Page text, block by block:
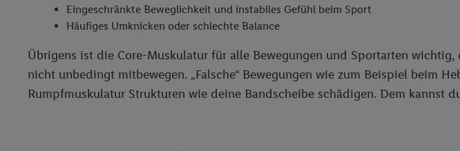
Eingeschränkte Beweglichkeit und instabiles Gefühl beim Sport
Häufiges Umknicken oder schlechte Balance
Übrigens ist die Core-Muskulatur für alle Bewegungen und Sportarten
nicht unbedingt mitbewegen. „Falsche“ Bewegungen wie zum Beispiel beim
Rumpfmuskulatur Strukturen wie deine Bandscheibe schädigen. Dem kannst